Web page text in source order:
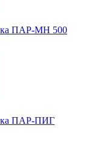
ПАР-МН 500
ПАР-ПИГ